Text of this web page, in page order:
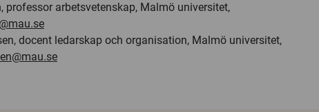
professor arbetsvetenskap, Malmö universitet,
docent ledarskap och organisation, Malmö universitet,